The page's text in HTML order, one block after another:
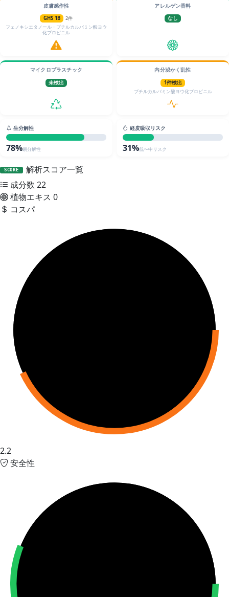
皮膚感作性
GHS 1B
2件
フェノキシエタノール・ブチルカルバミン酸ヨウ
化プロピニル
アレルゲン香料
なし
マイクロプラスチック
未検出
内分泌かく乱性
1件検出
ブチルカルバミン酸ヨウ化プロピニル
生分解性
78%易分解性
経皮吸収リスク
31%低〜中リスク
SCORE
解析スコア一覧
成分数22
植物エキス 0
コスパ
2.2
安全性